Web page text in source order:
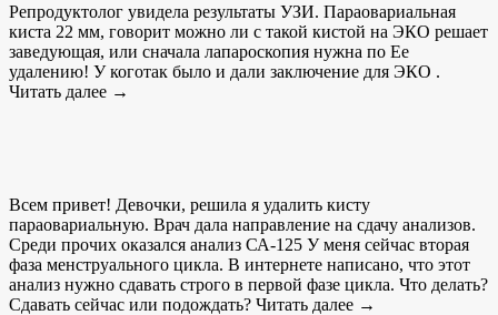
Репродуктолог увидела результаты УЗИ. Параовариальная
киста 22 мм, говорит можно ли с такой кистой на ЭКО решает
заведующая, или сначала лапароскопия нужна по Ее
удалению! У коготак было и дали заключение для ЭКО .
Читать далее →
Всем привет! Девочки, решила я удалить кисту
параовариальную. Врач дала направление на сдачу анализов.
Среди прочих оказался анализ СА-125 У меня сейчас вторая
фаза менструального цикла. В интернете написано, что этот
анализ нужно сдавать строго в первой фазе цикла. Что делать?
Сдавать сейчас или подождать? Читать далее →